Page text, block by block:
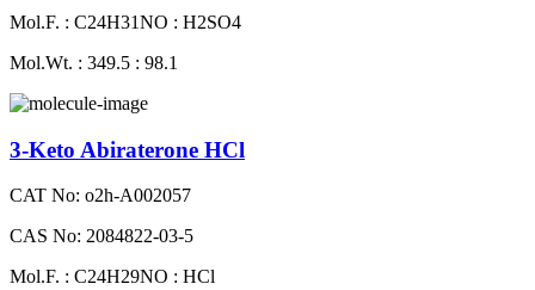
Mol.F. : C24H31NO : H2SO4
Mol.Wt. : 349.5 : 98.1
3-Keto Abiraterone HCl
CAT No: o2h-A002057
CAS No: 2084822-03-5
Mol.F. : C24H29NO : HCl